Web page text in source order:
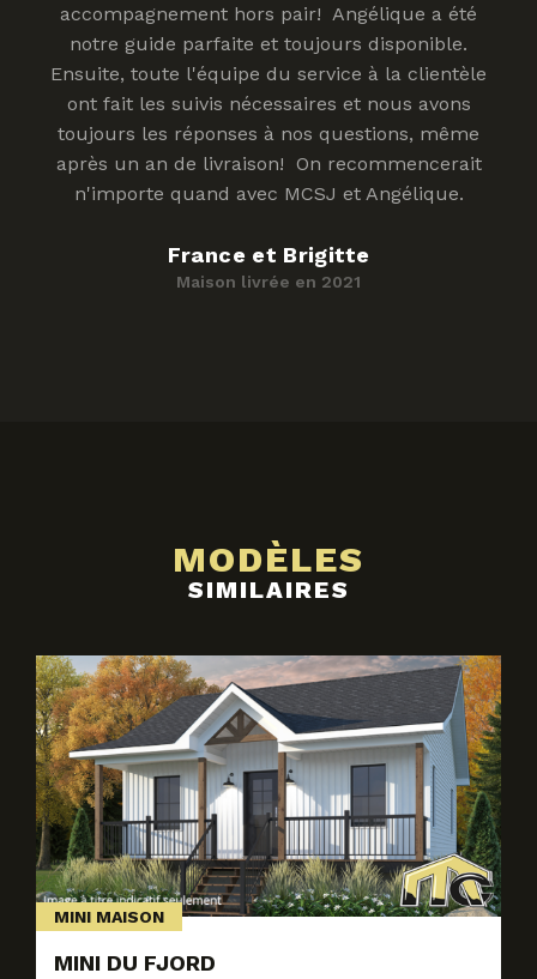
accompagnement hors pair! Angélique a été
notre guide parfaite et toujours disponible.
Ensuite, toute l'équipe du service à la clientèle
ont fait les suivis nécessaires et nous avons
toujours les réponses à nos questions, même
après un an de livraison! On recommencerait
n'importe quand avec MCSJ et Angélique.
France et Brigitte
Maison livrée en 2021
MODÈLES
SIMILAIRES
MINI MAISON
MINI DU FJORD